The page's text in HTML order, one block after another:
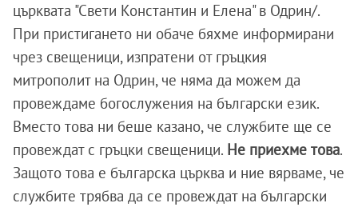
църквата "Свети Константин и Елена" в Одрин/.
При пристигането ни обаче бяхме информирани
чрез свещеници, изпратени от гръцкия
митрополит на Одрин, че няма да можем да
провеждаме богослужения на български език.
Вместо това ни беше казано, че службите ще се
провеждат с гръцки свещеници. Не приехме това.
Защото това е българска църква и ние вярваме, че
службите трябва да се провеждат на български